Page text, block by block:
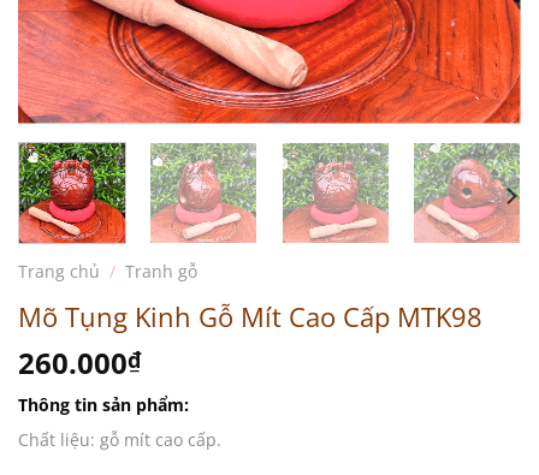
Trang chủ / Tranh gỗ
Mõ Tụng Kinh Gỗ Mít Cao Cấp MTK98
260.000₫
Thông tin sản phẩm:
Chất liệu: gỗ mít cao cấp.